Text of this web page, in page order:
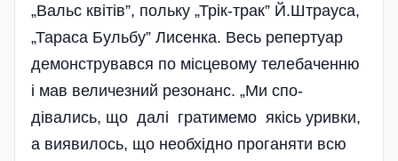
„Вальс квітів”, польку „Трік-трак” Й.Штрауса,
„Тараса Бульбу” Лисенка. Весь репертуар
демонструвався по місцевому телебаченню
і мав величезний резонанс. „Ми спо­
дівались, що далі гратимемо якісь уривки,
а виявилось, що необхідно проганяти всю